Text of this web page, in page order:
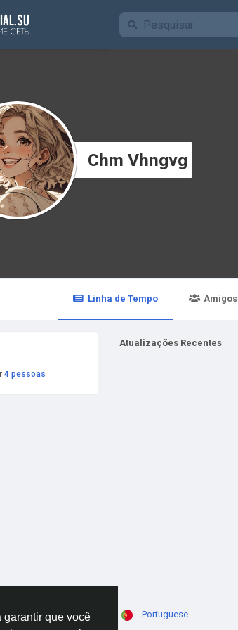
garantir que você
Chm Vhngvg
Linha de Tempo Amigos
4 pessoas
Atualizações Recentes
- Первая аниме сеть! Portuguese